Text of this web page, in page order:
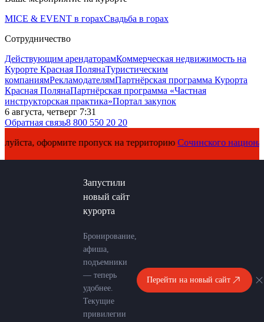
MICE & EVENT в горахСвадьба в горах
Сотрудничество
Действующим арендаторамКоммерческая недвижимость на
Курорте Красная ПолянаТуристическим
компаниямРекламодателямПартнёрская программа Курорта
Красная ПолянаПартнёрская программа «Частная
инструкторская практика»Портал закупок
6 августа, четверг 7:31
Обратная связь8 800 550 20 20
пропуск на территориюСочинского национального
Запустили
новый сайт
курорта
Бронирование,
афиша,
подъемники
— теперь
удобнее.
Текущие
привилегии
Перейти на новый сайт